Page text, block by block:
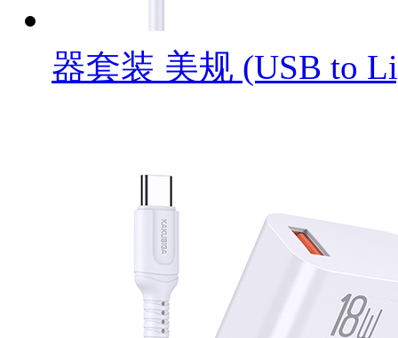
器套装 美规 (USB to